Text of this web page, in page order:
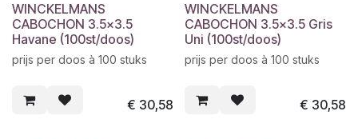
WINCKELMANS
CABOCHON 3.5x3.5
Havane (100st/doos)
prijs per doos à 100 stuks
€ 30,58
WINCKELMANS
CABOCHON 3.5x3.5 Gris
Uni (100st/doos)
prijs per doos à 100 stuks
€ 30,58